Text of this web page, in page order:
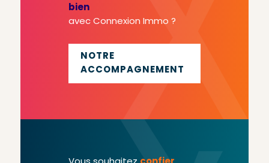
bien
avec Connexion Immo ?
NOTRE
ACCOMPAGNEMENT